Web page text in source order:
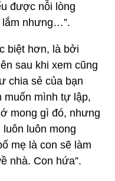
được nỗi lòng
nhưng…”.
biệt hơn, là bởi
sau khi xem cũng
chia sẻ của bạn
muốn mình tự lập,
mong gì đó, nhưng
luôn mong
mẹ là con sẽ làm
nhà. Con hứa”.